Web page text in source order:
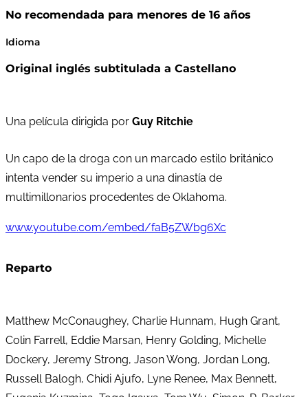
No recomendada para menores de 16 años
Idioma
Original inglés subtitulada a Castellano
Una película dirigida por Guy Ritchie
Un capo de la droga con un marcado estilo británico
intenta vender su imperio a una dinastía de
multimillonarios procedentes de Oklahoma.
www.youtube.com/embed/faB5ZWbg6Xc
Reparto
Matthew McConaughey, Charlie Hunnam, Hugh Grant,
Colin Farrell, Eddie Marsan, Henry Golding, Michelle
Dockery, Jeremy Strong, Jason Wong, Jordan Long,
Russell Balogh, Chidi Ajufo, Lyne Renee, Max Bennett,